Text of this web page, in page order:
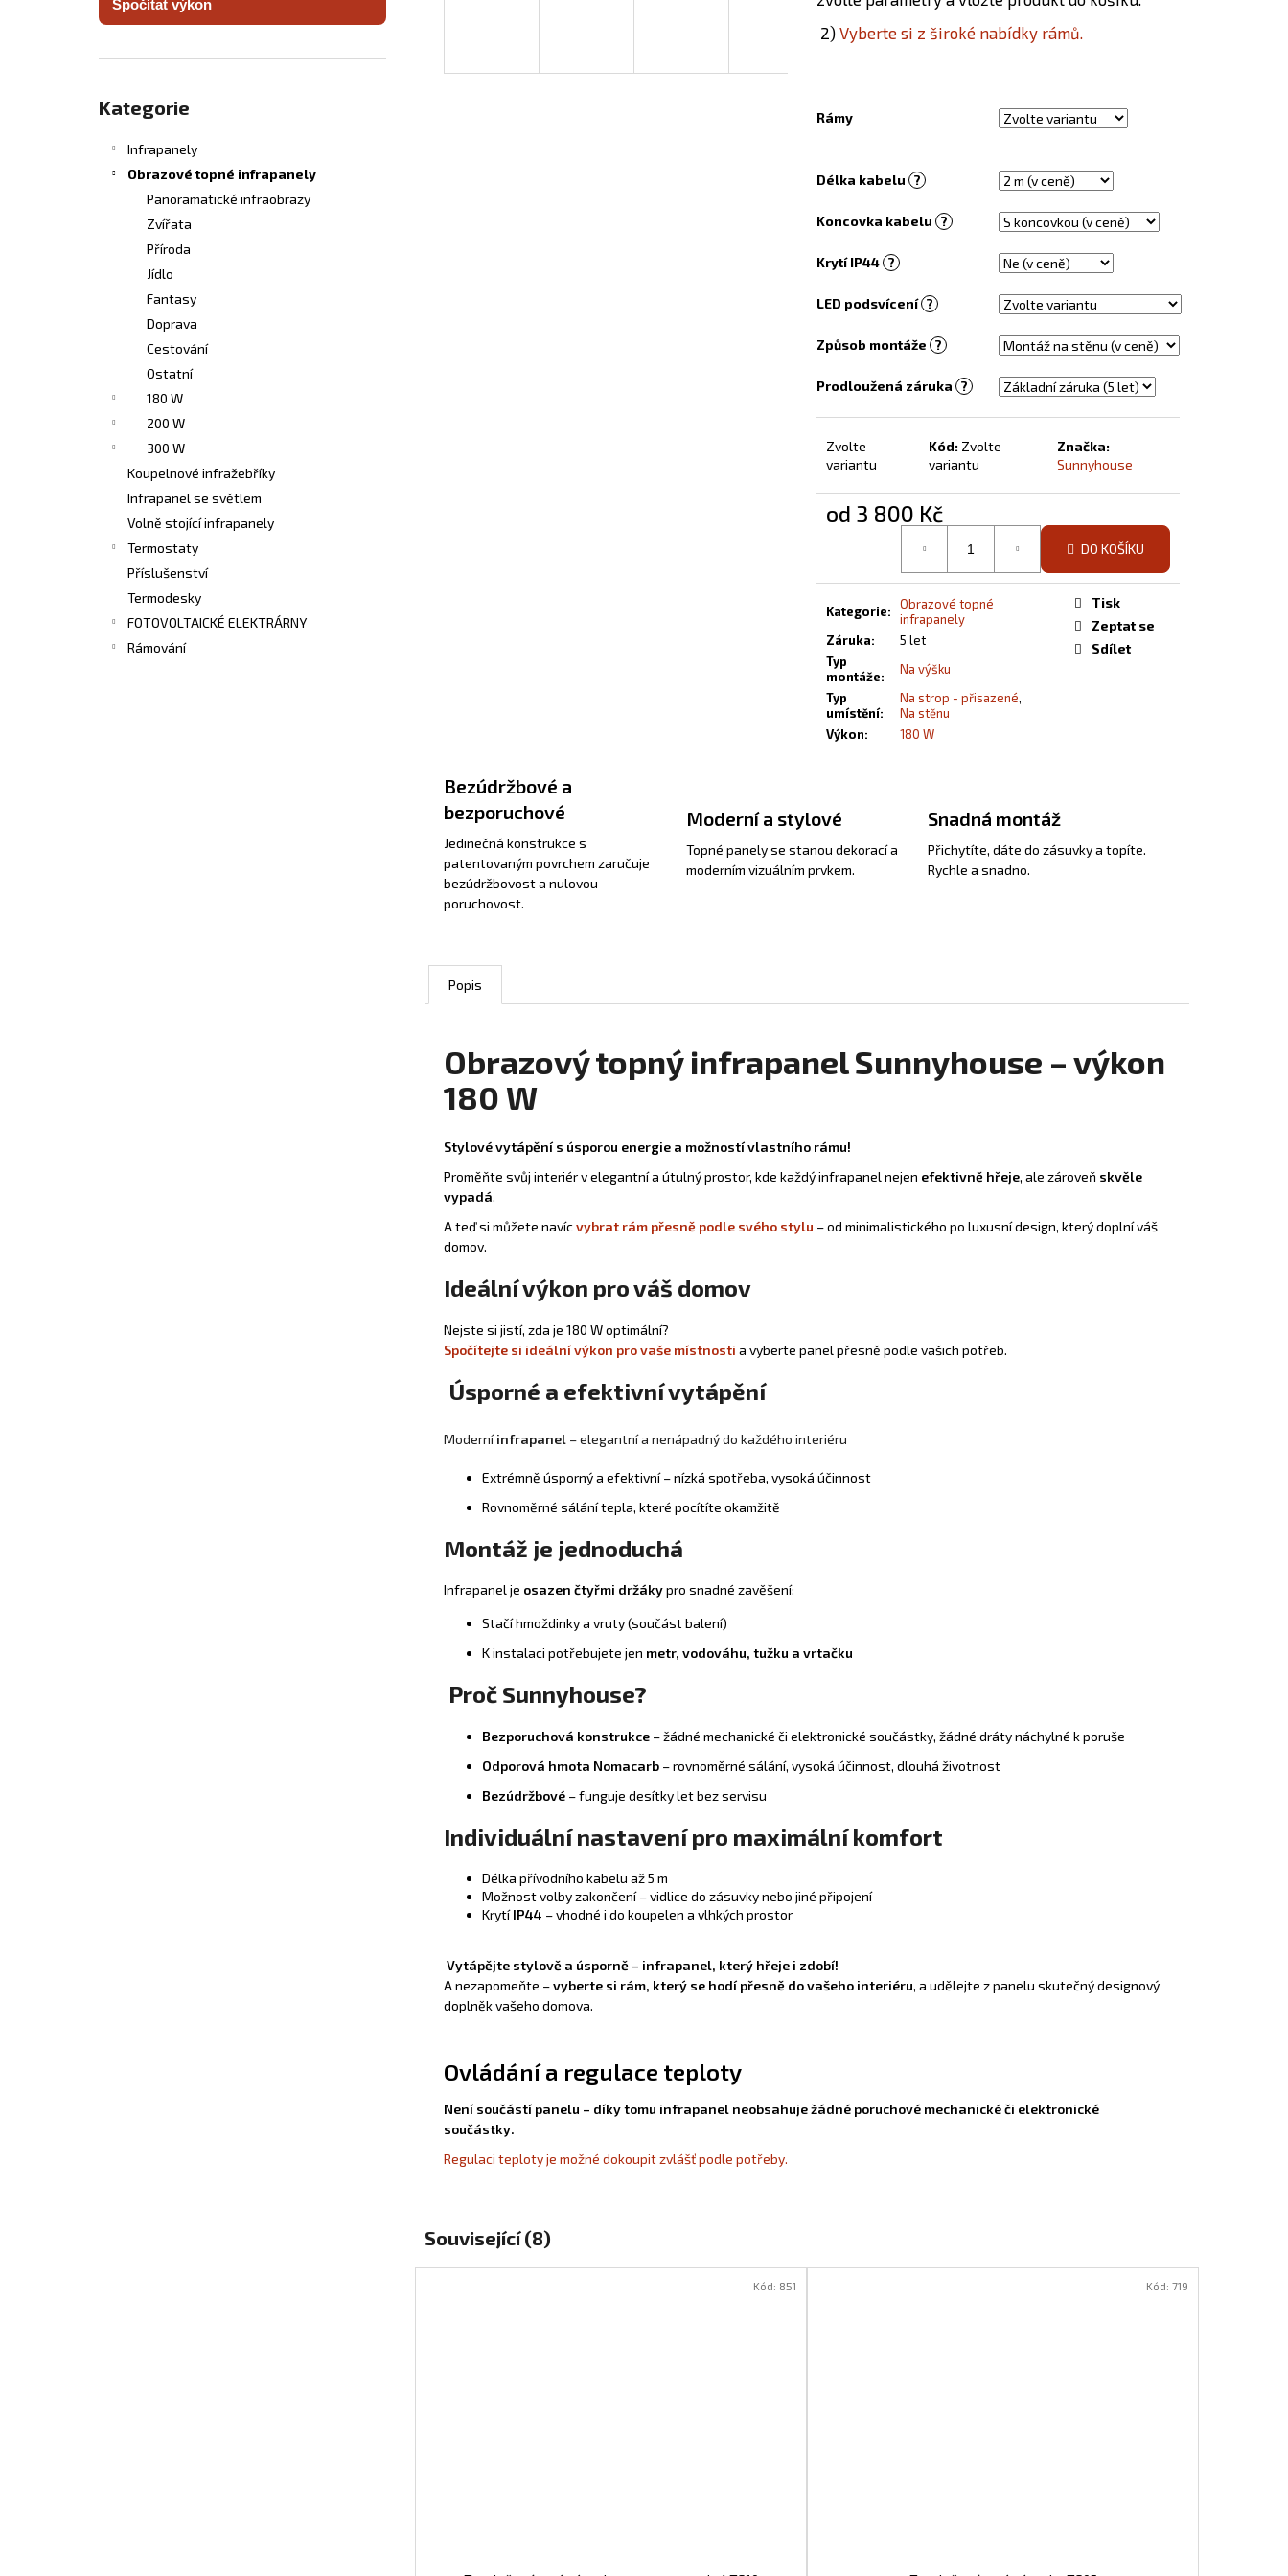
Spočítat výkon
kategorie
Kategorie
Infrapanely
Obrazové topné infrapanely
Panoramatické infraobrazy
Zvířata
Příroda
Jídlo
Fantasy
Doprava
Cestování
Ostatní
180 W
200 W
300 W
Koupelnové infražebříky
Infrapanel se světlem
Volně stojící infrapanely
Termostaty
Příslušenství
Termodesky
FOTOVOLTAICKÉ ELEKTRÁRNY
Rámování
2) Vyberte si z široké nabídky rámů.
Rámy
Délka kabelu ?
Koncovka kabelu ?
Krytí IP44 ?
LED podsvícení ?
Způsob montáže ?
Prodloužená záruka ?
Zvolte
variantu
Kód: Zvolte
variantu
Značka:
Sunnyhouse
od 3 800 Kč
DO KOŠÍKU
Kategorie:
Obrazové topné
infrapanely
Záruka:
5 let
Typ
montáže:
Na výšku
Typ
umístění:
Na strop - přisazené,
Na stěnu
Výkon: 180 W
Tisk
Zeptat se
Sdílet
A
M
Bezúdržbové a
bezporuchové
Jedinečná konstrukce s
patentovaným povrchem zaručuje
bezúdržbovost a nulovou
poruchovost.
Moderní a stylové
Topné panely se stanou dekorací a
moderním vizuálním prvkem.
Snadná montáž
Přichytíte, dáte do zásuvky a topíte.
Rychle a snadno.
Popis
Obrazový topný infrapanel Sunnyhouse – výkon
180 W
Stylové vytápění s úsporou energie a možností vlastního rámu!
Proměňte svůj interiér v elegantní a útulný prostor, kde každý infrapanel nejen efektivně hřeje, ale zároveň skvěle
vypadá.
A teď si můžete navícvybrat rám přesně podle svého stylu – od minimalistického po luxusní design, který doplní váš
domov.
Ideální výkon pro váš domov
Nejste si jistí, zda je 180 W optimální?
Spočítejte si ideální výkon pro vaše místnosti a vyberte panel přesně podle vašich potřeb.
Úsporné a efektivní vytápění
Moderníinfrapanel – elegantní a nenápadný do každého interiéru
Extrémně úsporný a efektivní – nízká spotřeba, vysoká účinnost
Rovnoměrné sálání tepla, které pocítíte okamžitě
Montáž je jednoduchá
Infrapanel je osazen čtyřmi držákypro snadné zavěšení:
Stačí hmoždinky a vruty (součást balení)
K instalaci potřebujete jen metr, vodováhu, tužku a vrtačku
Proč Sunnyhouse?
Bezporuchová konstrukce – žádné mechanické či elektronické součástky, žádné dráty náchylné k poruše
Odporová hmota Nomacarb – rovnoměrné sálání, vysoká účinnost, dlouhá životnost
Bezúdržbové – funguje desítky let bez servisu
Individuální nastavení pro maximální komfort
Délka přívodního kabelu až 5 m
Možnost volby zakončení – vidlice do zásuvky nebo jiné připojení
KrytíIP44 – vhodné i do koupelen a vlhkých prostor
Vytápějte stylově a úsporně – infrapanel, který hřeje i zdobí!
A nezapomeňte –vyberte si rám, který se hodí přesně do vašeho interiéru, a udělejte z panelu skutečný designový
doplněk vašeho domova.
Ovládání a regulace teploty
Není součástí panelu – díky tomu infrapanel neobsahuje žádné poruchové mechanické či elektronické
součástky.
Regulaci teploty je možné dokoupit zvlášť podle potřeby.
Související (8)
Kód: 851 Kód: 719
INFRASVĚTLO
TOPNÝ INFRAPANEL S OBRAZEM - 138